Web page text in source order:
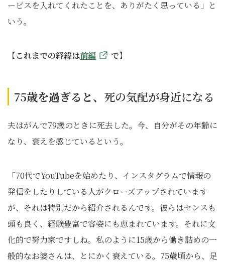
ービスを入れてくれたことを、ありがたく思っている」と
いう。
【これまでの経緯は前編 で】
75歳を過ぎると、 死の気配が身近になる
夫はがんで79歳のときに死去した。今、自分がその年齢に
なり、衰えを感じているという。
「70代でYouTubeを始めたり、インスタグラムで情報の
発信をしたりしている人がクローズアップされています
が、それは特別だから紹介されるんです。彼らはセンスも
頭も良く、経験豊富で容姿にも恵まれています。それに文
化的で努力家ですしね。私のように15歳から働き詰めの一
般的なお婆さんは、とにかく衰えている。75歳頃から、足